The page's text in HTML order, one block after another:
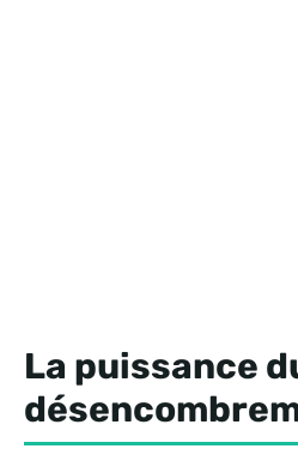
La puissance